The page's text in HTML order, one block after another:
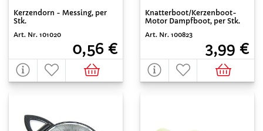
Kerzendorn - Messing, per
Stk.
Art. Nr. 101020
0,56 €
Knatterboot/Kerzenboot-
Motor Dampfboot, per Stk.
Art. Nr. 100823
3,99 €